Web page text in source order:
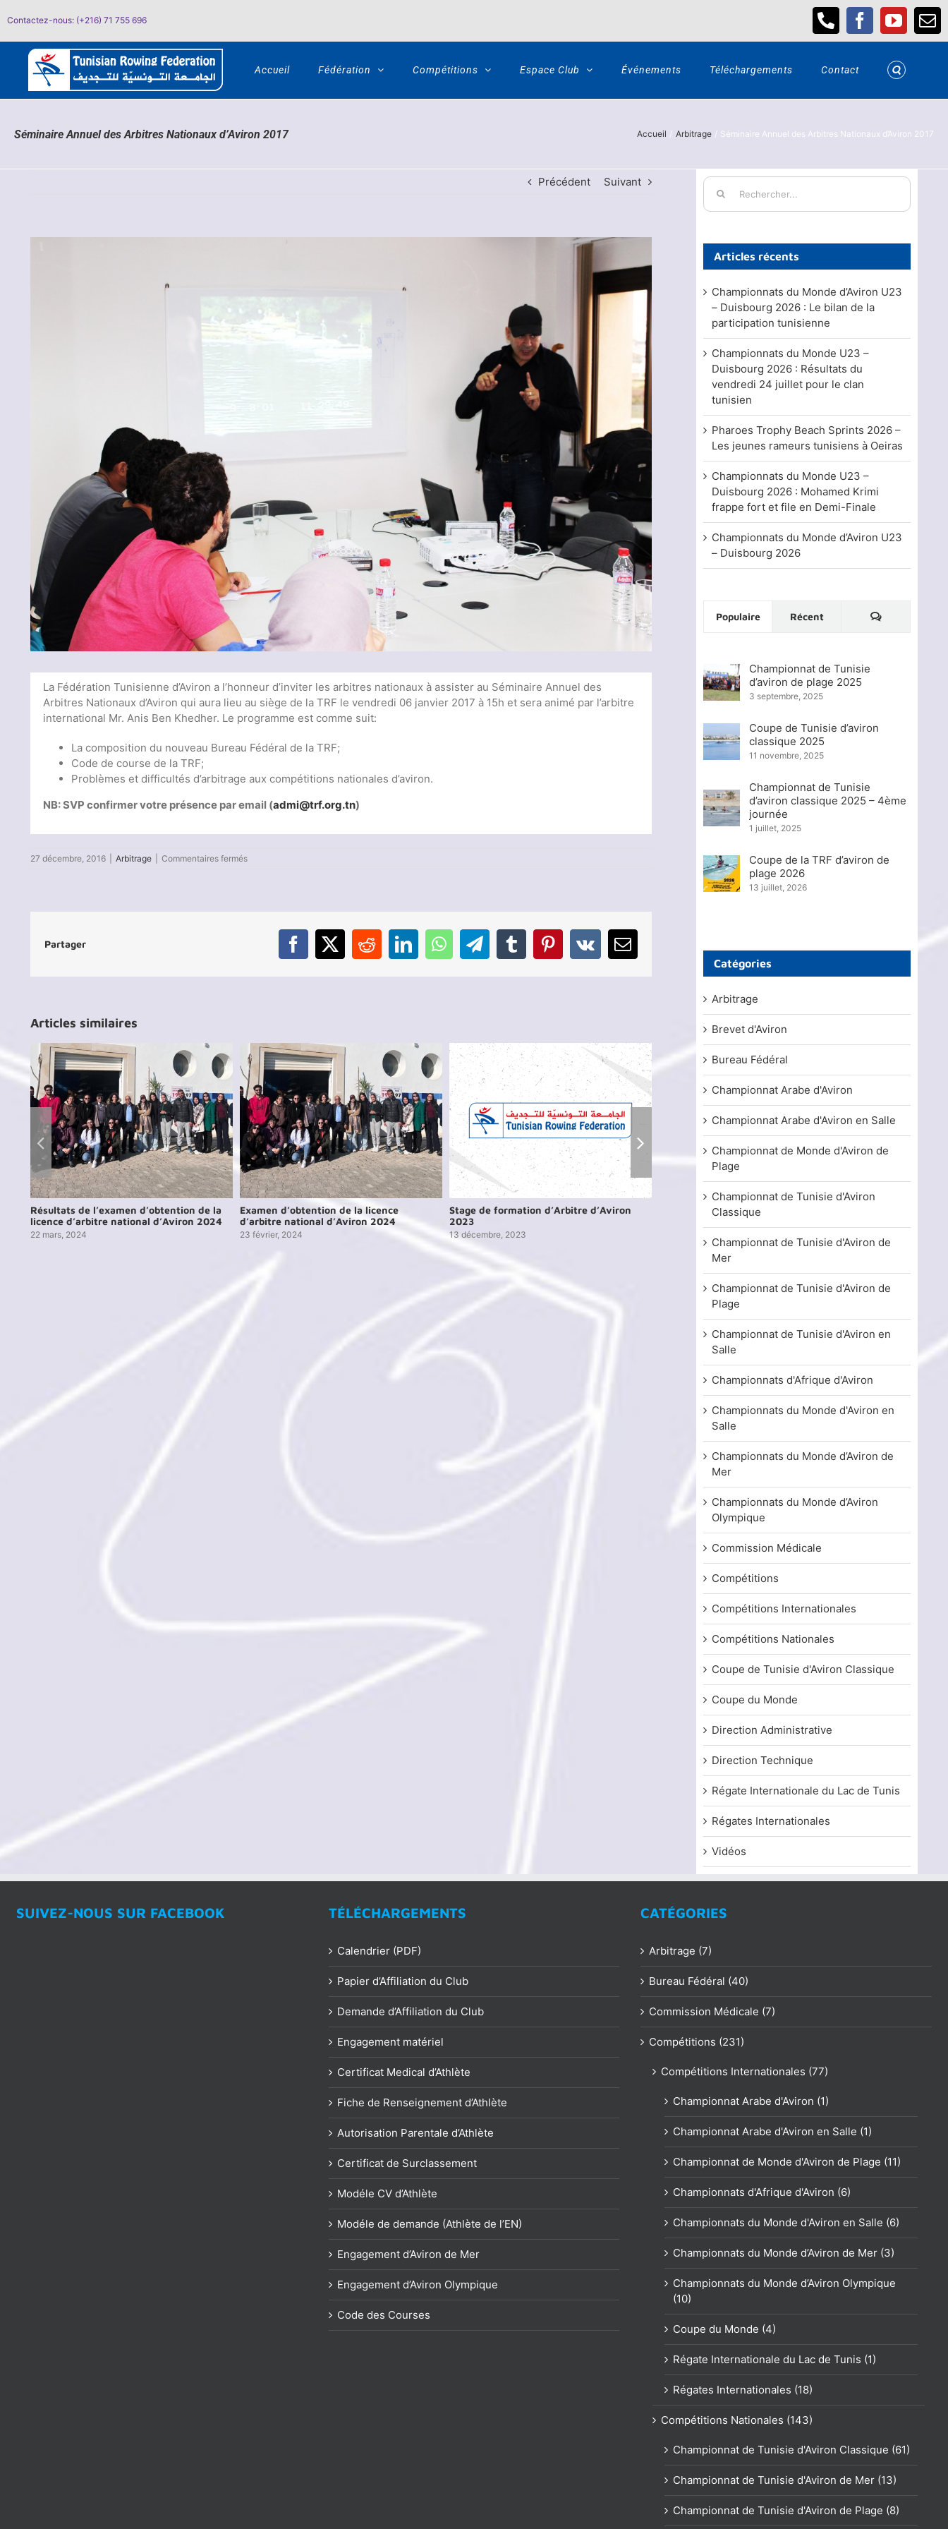
auContactez-nous: (+216) 71 755 696 Téléphone
Facebook
Accueil Fédération Compétitions Espace Club Événements Téléchargements Contact
Séminaire Annuel des Arbitres Nationaux d’Aviron 2017 Accueil Arbitrage Séminaire Annuel des Arbitres Nationaux d’Aviron 2017
Précédent Suivant
La Fédération Tunisienne d’Aviron a l’honneur d’inviter les arbitres nationaux à assister au Séminaire Annuel des
Arbitres Nationaux d’Aviron qui aura lieu au siège de la TRF le vendredi 06 janvier 2017 à 15h et sera animé par l’arbitre
international Mr. Anis Ben Khedher. Le programme est comme suit:
La composition du nouveau Bureau Fédéral de la TRF;
Code de course de la TRF;
Problèmes et difficultés d’arbitrage aux compétitions nationales d’aviron.
NB: SVP confirmer votre présence par email (admi@trf.org.tn)
27 décembre, 2016 Arbitrage Commentaires ferméssur
Partager Facebook
X RedditLinkedInWhatsApp
TelegramTumblrPinterest
Vk Email
Articles similaires
Résultats de l’examen d’obtention de la
licence d’arbitre national d’Aviron 2024
22 mars, 2024
Examen d’obtention de la licence
d’arbitre national d’Aviron 2024
23 février, 2024
Stage de formation d’Arbitre d’Aviron
2023
13 décembre, 2023
Stage de formation d’Arbitre d’Aviron
Rechercher:
Articles récents
Championnats du Monde d’Aviron U23
– Duisbourg 2026 : Le bilan de la
participation tunisienne
Championnats du Monde U23 –
Duisbourg 2026 : Résultats du
vendredi 24 juillet pour le clan
tunisien
Pharoes Trophy Beach Sprints 2026 –
Les jeunes rameurs tunisiens à Oeiras
Championnats du Monde U23 –
Duisbourg 2026 : Mohamed Krimi
frappe fort et file en Demi-Finale
Championnats du Monde d’Aviron U23
– Duisbourg 2026
Populaire Récent
Championnat de Tunisie
d’aviron de plage 2025
3 septembre, 2025
Coupe de Tunisie d’aviron
classique 2025
11 novembre, 2025
Championnat de Tunisie
d’aviron classique 2025 – 4ème
journée
1 juillet, 2025
Coupe de la TRF d’aviron de
plage 2026
13 juillet, 2026
Catégories
Arbitrage
Brevet d'Aviron
Bureau Fédéral
Championnat Arabe d'Aviron
Championnat Arabe d'Aviron en Salle
Championnat de Monde d'Aviron de
Plage
Championnat de Tunisie d'Aviron
Classique
Championnat de Tunisie d'Aviron de
Mer
Championnat de Tunisie d'Aviron de
Plage
Championnat de Tunisie d'Aviron en
Salle
Championnats d'Afrique d'Aviron
Championnats du Monde d'Aviron en
Salle
Championnats du Monde d’Aviron de
Mer
Championnats du Monde d’Aviron
Olympique
Commission Médicale
Compétitions
Compétitions Internationales
Compétitions Nationales
Coupe de Tunisie d'Aviron Classique
Coupe du Monde
Direction Administrative
Direction Technique
Régate Internationale du Lac de Tunis
Régates Internationales
Vidéos
SUIVEZ-NOUS SUR FACEBOOK TÉLÉCHARGEMENTS
Calendrier (PDF)
Papier d’Affiliation du Club
Demande d’Affiliation du Club
Engagement matériel
Certificat Medical d’Athlète
Fiche de Renseignement d’Athlète
Autorisation Parentale d’Athlète
Certificat de Surclassement
Modéle CV d’Athlète
Modéle de demande (Athlète de l’EN)
Engagement d’Aviron de Mer
Engagement d’Aviron Olympique
Code des Courses
CATÉGORIES
Arbitrage (7)
Bureau Fédéral (40)
Commission Médicale (7)
Compétitions (231)
Compétitions Internationales (77)
Championnat Arabe d'Aviron (1)
Championnat Arabe d'Aviron en Salle (1)
Championnat de Monde d'Aviron de Plage (11)
Championnats d'Afrique d'Aviron (6)
Championnats du Monde d'Aviron en Salle (6)
Championnats du Monde d’Aviron de Mer (3)
Championnats du Monde d’Aviron Olympique
(10)
Coupe du Monde (4)
Régate Internationale du Lac de Tunis (1)
Régates Internationales (18)
Compétitions Nationales (143)
Championnat de Tunisie d'Aviron Classique (61)
Championnat de Tunisie d'Aviron de Mer (13)
Championnat de Tunisie d'Aviron de Plage (8)